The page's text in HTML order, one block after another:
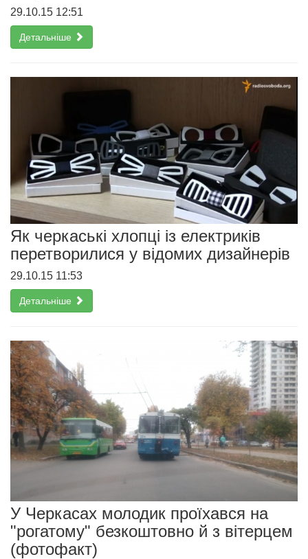
29.10.15 12:51
Детальніше
Як черкаські хлопці із електриків
перетворилися у відомих дизайнерів
29.10.15 11:53
Детальніше
У Черкасах молодик проїхався на
"рогатому" безкоштовно й з вітерцем
(фотофакт)